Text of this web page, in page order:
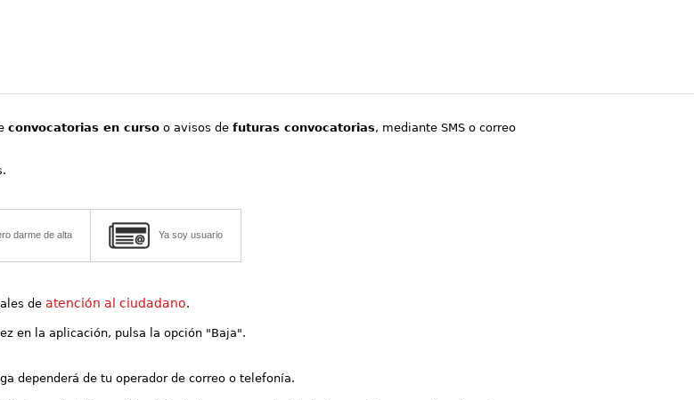
convocatorias en curso o avisos defuturas convocatorias, mediante SMS o correo
darme de alta Ya soy usuario
deatención al ciudadano.
en la aplicación, pulsa la opción "Baja".
dependerá de tu operador de correo o telefonía.